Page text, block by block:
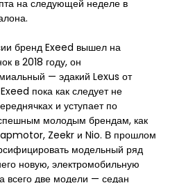
на следующей неделе в
бренд Exeed вышел на
в 2018 году, он
— эдакий Lexus от
пока как следует не
и уступает по
молодым брендам, как
Zeekr и Nio. В прошлом
модельный ряд
новую, электромобильную
всего две модели — седан